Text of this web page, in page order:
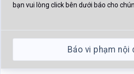
bạn vui lòng click bên dưới báo cho
Báo vi phạm nội